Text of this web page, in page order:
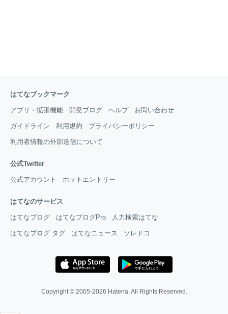
はてなブックマーク
アプリ・拡張機能 開発ブログ ヘルプ お問い合わせ
ガイドライン 利用規約 プライバシーポリシー
利用者情報の外部送信について
公式Twitter
公式アカウント ホットエントリー
はてなのサービス
はてなブログ はてなブログPro 人力検索はてな
はてなブログ タグ はてなニュース ソレドコ
Copyright © 2005-2026 Hatena. All Rights Reserved.